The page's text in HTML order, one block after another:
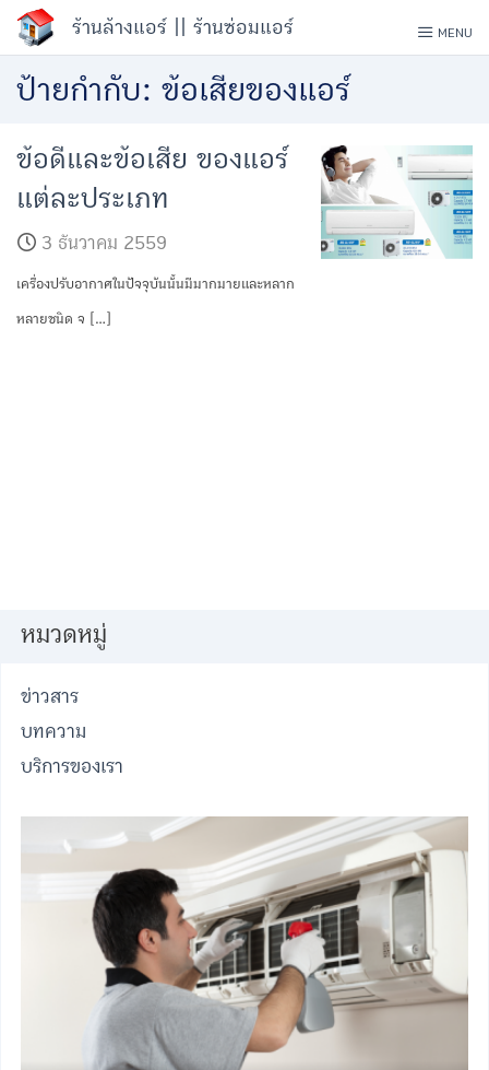
Skip
to
content
ร้านล้างแอร์ || ร้านซ่อมแอร์ MENU
ป้ายกำกับ: ข้อเสียของแอร์
ข้อดีและข้อเสีย ของแอร์
แต่ละประเภท
3 ธันวาคม 2559
เครื่องปรับอากาศในปัจจุบันนั้นมีมากมายและหลาก
หลายชนิด จ […]
หมวดหมู่
ข่าวสาร
บทความ
บริการของเรา